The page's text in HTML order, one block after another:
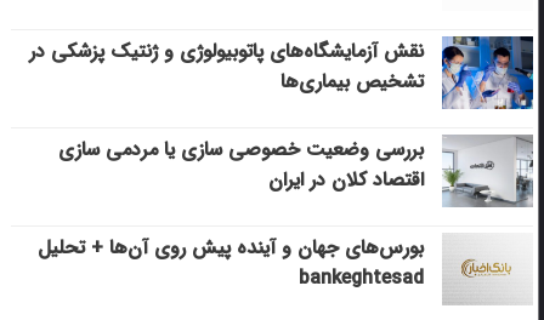
نقش آزمایشگاه‌های پاتوبیولوژی و ژنتیک پزشکی در
تشخیص بیماری‌ها
بررسی وضعیت خصوصی سازی یا مردمی سازی
اقتصاد کلان در ایران
بورس‌های جهان و آینده پیش روی آن‌ها + تحلیل
bankeghtesad